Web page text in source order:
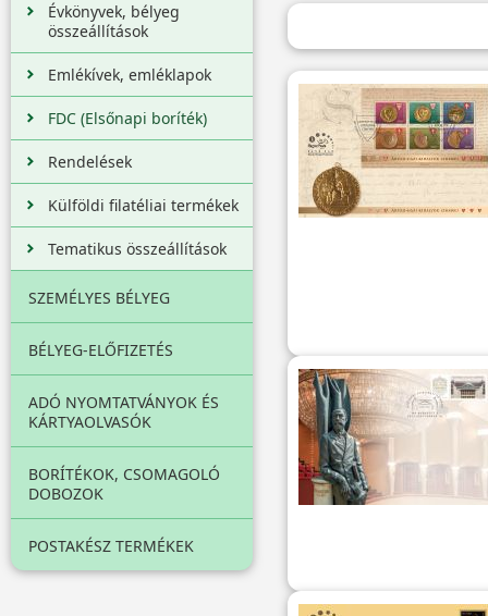
Évkönyvek, bélyeg
összeállítások
Emlékívek, emléklapok
FDC (Elsőnapi boríték)
Rendelések
Külföldi filatéliai termékek
Tematikus összeállítások
SZEMÉLYES BÉLYEG
BÉLYEG-ELŐFIZETÉS
ADÓ NYOMTATVÁNYOK ÉS
KÁRTYAOLVASÓK
BORÍTÉKOK, CSOMAGOLÓ
DOBOZOK
POSTAKÉSZ TERMÉKEK